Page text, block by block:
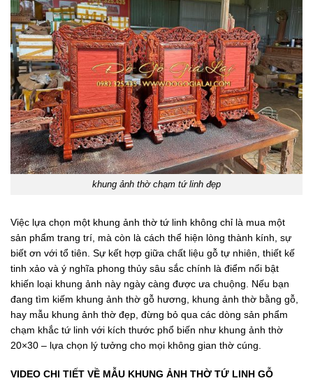
khung ảnh thờ chạm tứ linh đẹp
Việc lựa chọn một khung ảnh thờ tứ linh không chỉ là mua một
sản phẩm trang trí, mà còn là cách thể hiện lòng thành kính, sự
biết ơn với tổ tiên. Sự kết hợp giữa chất liệu gỗ tự nhiên, thiết kế
tinh xảo và ý nghĩa phong thủy sâu sắc chính là điểm nổi bật
khiến loại khung ảnh này ngày càng được ưa chuộng. Nếu bạn
đang tìm kiếm khung ảnh thờ gỗ hương, khung ảnh thờ bằng gỗ,
hay mẫu khung ảnh thờ đẹp, đừng bỏ qua các dòng sản phẩm
chạm khắc tứ linh với kích thước phổ biến như khung ảnh thờ
20×30 – lựa chọn lý tưởng cho mọi không gian thờ cúng.
VIDEO CHI TIẾT VỀ MẪU KHUNG ẢNH THỜ TỨ LINH GỖ